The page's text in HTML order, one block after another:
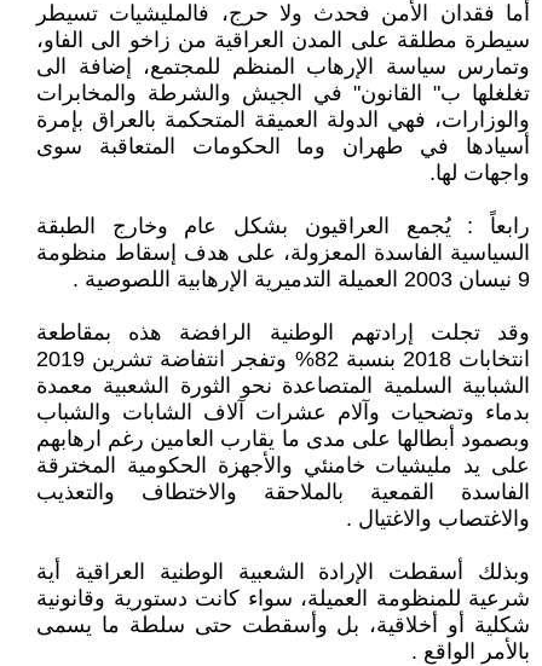
أما فقدان الأمن فحدث ولا حرج، فالمليشيات تسيطر
سيطرة مطلقة على المدن العراقية من زاخو الى الفاو،
وتمارس سياسة الإرهاب المنظم للمجتمع، إضافة الى
تغلغلها ب" القانون" في الجيش والشرطة والمخابرات
والوزارات، فهي الدولة العميقة المتحكمة بالعراق بإمرة
أسيادها في طهران وما الحكومات المتعاقبة سوى
واجهات لها.
رابعاً : يُجمع العراقيون بشكل عام وخارج الطبقة
السياسية الفاسدة المعزولة، على هدف إسقاط منظومة
9 نيسان 2003 العميلة التدميرية الإرهابية اللصوصية .
وقد تجلت إرادتهم الوطنية الرافضة هذه بمقاطعة
انتخابات 2018 بنسبة 82% وتفجر انتفاضة تشرين 2019
الشبابية السلمية المتصاعدة نحو الثورة الشعبية معمدة
بدماء وتضحيات وآلام عشرات آلاف الشابات والشباب
وبصمود أبطالها على مدى ما يقارب العامين رغم ارهابهم
على يد مليشيات خامنئي والأجهزة الحكومية المخترقة
الفاسدة القمعية بالملاحقة والاختطاف والتعذيب
والاغتصاب والاغتيال .
وبذلك أسقطت الإرادة الشعبية الوطنية العراقية أية
شرعية للمنظومة العميلة، سواء كانت دستورية وقانونية
شكلية أو أخلاقية، بل وأسقطت حتى سلطة ما يسمى
بالأمر الواقع .